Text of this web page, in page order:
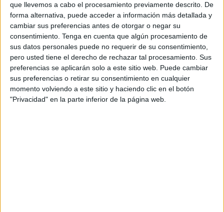
que llevemos a cabo el procesamiento previamente descrito. De
forma alternativa, puede acceder a información más detallada y
cambiar sus preferencias antes de otorgar o negar su
consentimiento. Tenga en cuenta que algún procesamiento de
sus datos personales puede no requerir de su consentimiento,
pero usted tiene el derecho de rechazar tal procesamiento. Sus
preferencias se aplicarán solo a este sitio web. Puede cambiar
sus preferencias o retirar su consentimiento en cualquier
momento volviendo a este sitio y haciendo clic en el botón
"Privacidad" en la parte inferior de la página web.
solidaridad y de como los ceutíes y por ende España
acogen a los inmigrantes de cualquier nacional. Se refirió
a que era un buen ejemplo de la Alianza de Civilizaciones.
Además aludió a que no era un lugar solamente destinado
a la acogida y a la atención en temas sociales, sino de
“comprensión hacia las personas que se ven abocadas a
salir de su país porque no encuentran futuro en los mismos
y lo buscan en otros lugares, en este caso, Europa. El